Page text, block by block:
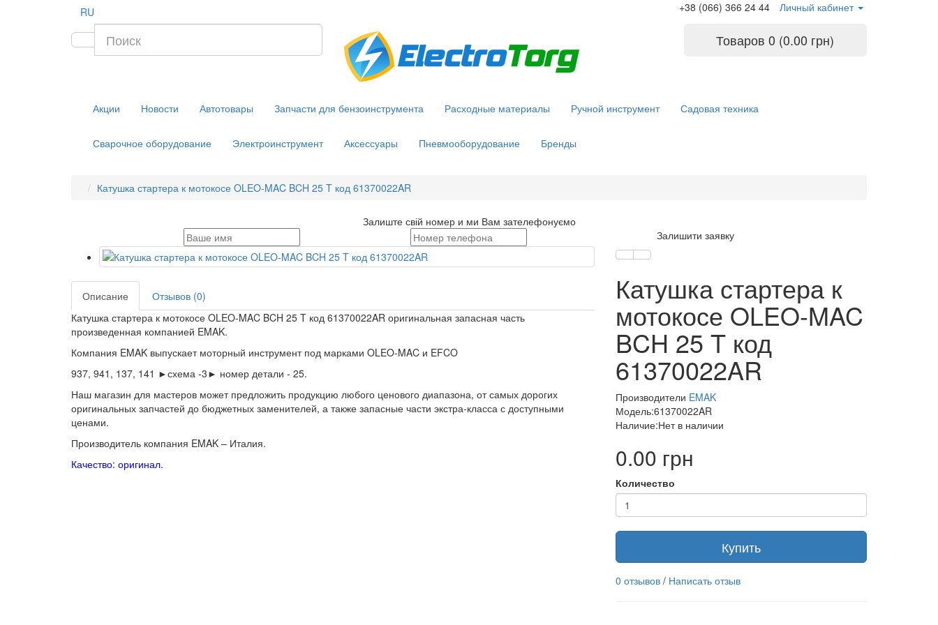
RU +38 (066) 366 24 44 Личный кабинет
Товаров 0 (0.00 грн)
Акции Новости Автотовары Запчасти для бензоинструмента Расходные материалы Ручной инструмент Садовая техника
Сварочное оборудование Электроинструмент Аксессуары Пневмооборудование Бренды
Катушка стартера к мотокосе OLEO-MAC BCH 25 T код 61370022AR
Залиште свій номер и ми Вам зателефонуємо
Залишити заявку
Описание
Отзывов (0)
Катушка стартера к мотокосе OLEO-MAC BCH 25 T код 61370022AR оригинальная запасная часть
произведенная компанией EMAK.
Компания EMAK выпускает моторный инструмент под марками OLEO-MAC и EFCO
937, 941, 137, 141 ►схема -3► номер детали - 25.
Наш магазин для мастеров может предложить продукцию любого ценового диапазона, от самых дорогих
оригинальных запчастей до бюджетных заменителей, а также запасные части экстра-класса с доступными
ценами.
Производитель компания EMAK – Италия.
Качество: оригинал.
Катушка стартера к
мотокосе OLEO-MAC
BCH 25 T код
61370022AR
Производители EMAK
Модель:61370022AR
Наличие:Нет в наличии
0.00 грн
Количество
Купить
0 отзывов / Написать отзыв